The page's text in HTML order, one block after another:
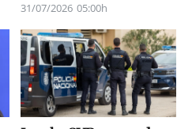
31/07/2026 05:00h